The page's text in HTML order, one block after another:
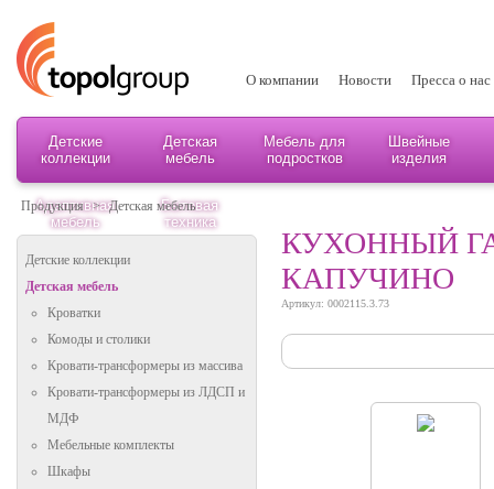
О компании Новости Пресса о нас
Детские
коллекции
Детская
мебель
Мебель для
подростков
Швейные
изделия
Адаптивная
мебель
Бытовая
техника
Продукция > Детская мебель
Детские коллекции
Детская мебель
Кроватки
Комоды и столики
Кровати-трансформеры из массива
Кровати-трансформеры из ЛДСП и
МДФ
Мебельные комплекты
Шкафы
КУХОННЫЙ
КАПУЧИНО
Артикул: 0002115.3.73